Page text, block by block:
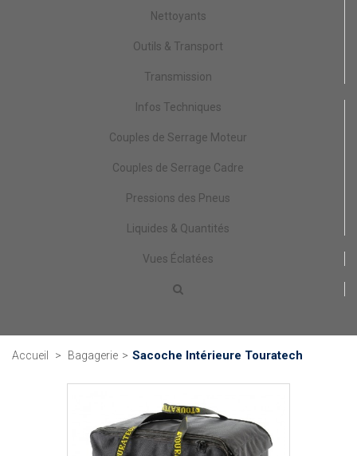
Nettoyants
Outils & Transport
Transmission
Infos Techniques
Couples de Serrage Moteur
Couples de Serrage Cadre
Pressions des Pneus
Liquides & Quantités
Vues Éclatées
Accueil > Bagagerie > Sacoche Intérieure Touratech